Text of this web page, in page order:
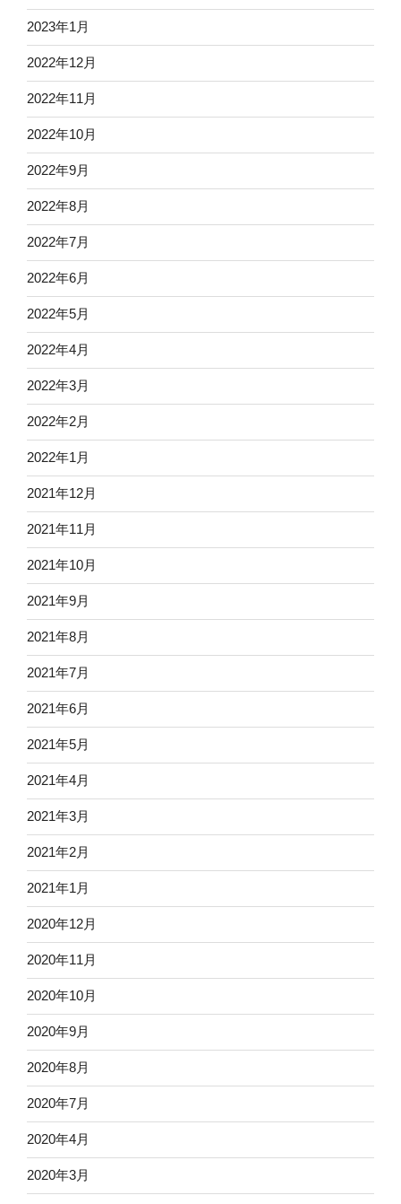
2023年1月
2022年12月
2022年11月
2022年10月
2022年9月
2022年8月
2022年7月
2022年6月
2022年5月
2022年4月
2022年3月
2022年2月
2022年1月
2021年12月
2021年11月
2021年10月
2021年9月
2021年8月
2021年7月
2021年6月
2021年5月
2021年4月
2021年3月
2021年2月
2021年1月
2020年12月
2020年11月
2020年10月
2020年9月
2020年8月
2020年7月
2020年4月
2020年3月